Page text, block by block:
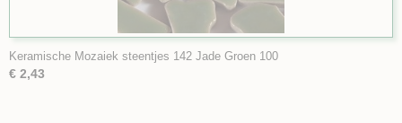
Keramische Mozaiek steentjes 142 Jade Groen 100
€ 2,43